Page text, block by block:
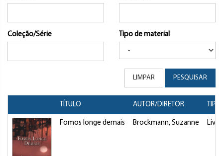
Coleção/Série Tipo de material
LIMPAR PESQUISAR
TÍTULO AUTOR/DIRETOR TIPO
Fomos longe demais Brockmann, Suzanne Livro